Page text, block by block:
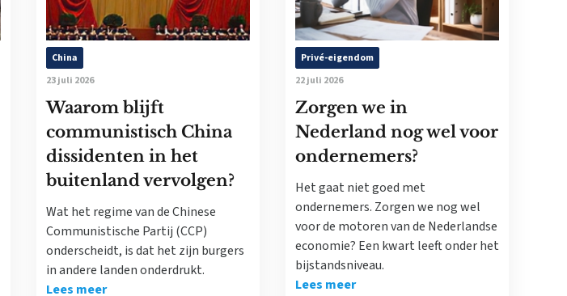
China
23 juli 2026
Waarom blijft
communistisch China
dissidenten in het
buitenland vervolgen?
Wat het regime van de Chinese
Communistische Partij (CCP)
onderscheidt, is dat het zijn burgers
in andere landen onderdrukt.
Lees meer
Privé-eigendom
22 juli 2026
Zorgen we in
Nederland nog wel voor
ondernemers?
Het gaat niet goed met
ondernemers. Zorgen we nog wel
voor de motoren van de Nederlandse
economie? Een kwart leeft onder het
bijstandsniveau.
Lees meer